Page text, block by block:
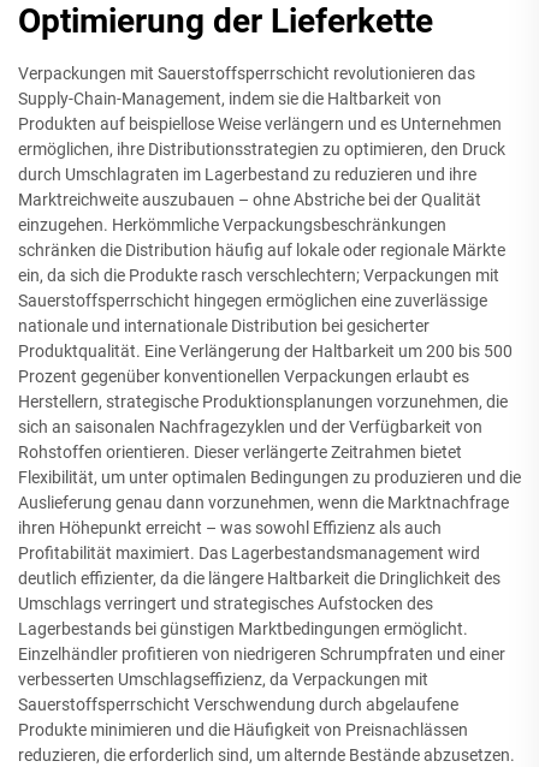
Optimierung der Lieferkette
Verpackungen mit Sauerstoffsperrschicht revolutionieren das
Supply-Chain-Management, indem sie die Haltbarkeit von
Produkten auf beispiellose Weise verlängern und es Unternehmen
ermöglichen, ihre Distributionsstrategien zu optimieren, den Druck
durch Umschlagraten im Lagerbestand zu reduzieren und ihre
Marktreichweite auszubauen – ohne Abstriche bei der Qualität
einzugehen. Herkömmliche Verpackungsbeschränkungen
schränken die Distribution häufig auf lokale oder regionale Märkte
ein, da sich die Produkte rasch verschlechtern; Verpackungen mit
Sauerstoffsperrschicht hingegen ermöglichen eine zuverlässige
nationale und internationale Distribution bei gesicherter
Produktqualität. Eine Verlängerung der Haltbarkeit um 200 bis 500
Prozent gegenüber konventionellen Verpackungen erlaubt es
Herstellern, strategische Produktionsplanungen vorzunehmen, die
sich an saisonalen Nachfragezyklen und der Verfügbarkeit von
Rohstoffen orientieren. Dieser verlängerte Zeitrahmen bietet
Flexibilität, um unter optimalen Bedingungen zu produzieren und die
Auslieferung genau dann vorzunehmen, wenn die Marktnachfrage
ihren Höhepunkt erreicht – was sowohl Effizienz als auch
Profitabilität maximiert. Das Lagerbestandsmanagement wird
deutlich effizienter, da die längere Haltbarkeit die Dringlichkeit des
Umschlags verringert und strategisches Aufstocken des
Lagerbestands bei günstigen Marktbedingungen ermöglicht.
Einzelhändler profitieren von niedrigeren Schrumpfraten und einer
verbesserten Umschlagseffizienz, da Verpackungen mit
Sauerstoffsperrschicht Verschwendung durch abgelaufene
Produkte minimieren und die Häufigkeit von Preisnachlässen
reduzieren, die erforderlich sind, um alternde Bestände abzusetzen.